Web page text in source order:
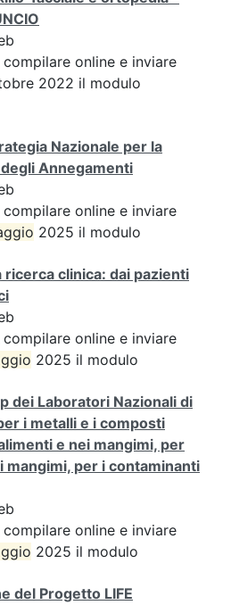
online e inviare
2022 il modulo
Nazionale per la
Annegamenti
online e inviare
2025 il modulo
ricerca clinica: dai pazienti
online e inviare
2025 il modulo
dei Laboratori Nazionali di
i metalli e i composti
e nei mangimi, per
mangimi, per i contaminanti
online e inviare
2025 il modulo
del Progetto LIFE